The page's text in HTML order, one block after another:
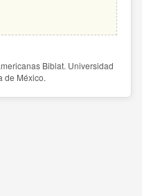
Biblat. Universidad
de México.